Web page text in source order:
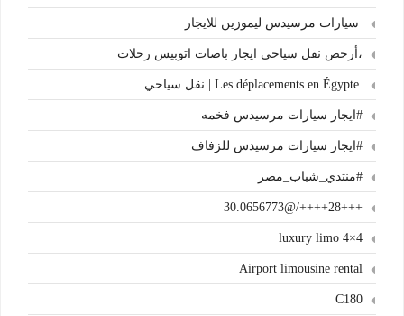
سيارات مرسيدس ليموزين للايجار
،أرخص نقل سياحي ايجار باصات اتوبيس رحلات
.Les déplacements en Égypte | نقل سياحي
#ايجار سيارات مرسيدس فخمه
#ايجار سيارات مرسيدس للزفاف
#منتدي_شباب_مصر
+++28++++/@30.0656773
4×4 luxury limo
Airport limousine rental
C180